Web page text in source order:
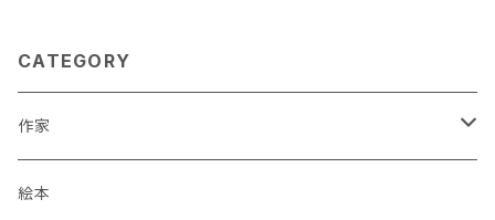
CATEGORY
作家
蒼川わか
絵本